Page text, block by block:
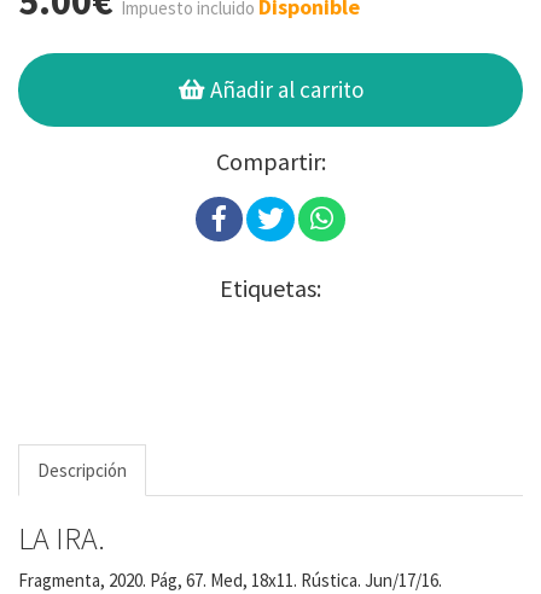
Impuesto incluido Disponible
Añadir al carrito
Compartir:
Etiquetas:
Descripción
LA IRA.
Fragmenta, 2020. Pág, 67. Med, 18x11. Rústica. Jun/17/16.